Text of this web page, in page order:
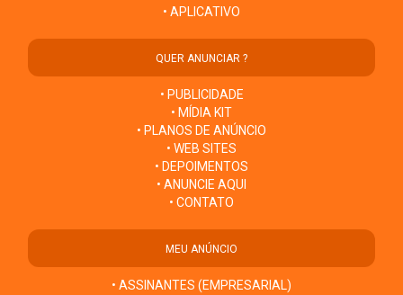
• APLICATIVO
QUER ANUNCIAR ?
• PUBLICIDADE
• MÍDIA KIT
• PLANOS DE ANÚNCIO
• WEB SITES
• DEPOIMENTOS
• ANUNCIE AQUI
• CONTATO
MEU ANÚNCIO
• ASSINANTES (EMPRESARIAL)